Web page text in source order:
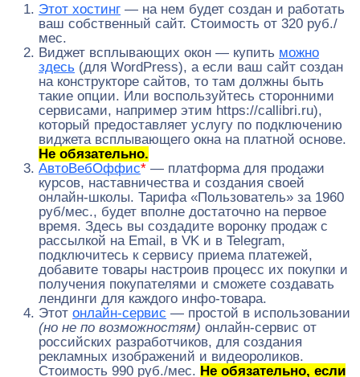
Этот хостинг — на нем будет создан и работать
ваш собственный сайт. Стоимость от 320 руб./
мес.
Виджет всплывающих окон — купить можно
здесь (для WordPress), а если ваш сайт создан
на конструкторе сайтов, то там должны быть
такие опции. Или воспользуйтесь сторонними
сервисами, например этим https://callibri.ru),
который предоставляет услугу по подключению
виджета всплывающего окна на платной основе.
Не обязательно.
АвтоВебОффис* — платформа для продажи
курсов, наставничества и создания своей
онлайн-школы. Тарифа «Пользователь» за 1960
руб/мес., будет вполне достаточно на первое
время. Здесь вы создадите воронку продаж с
рассылкой на Email, в VK и в Telegram,
подключитесь к сервису приема платежей,
добавите товары настроив процесс их покупки и
получения покупателями и сможете создавать
лендинги для каждого инфо-товара.
Этот онлайн-сервис — простой в использовании
(но не по возможностям) онлайн-сервис от
российских разработчиков, для создания
рекламных изображений и видеороликов.
Стоимость 990 руб./мес. Не обязательно, если